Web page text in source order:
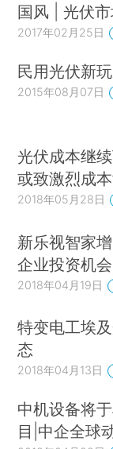
国风 | 光伏市
2017年02月25日
民用光伏新
2015年08月07日
光伏成本继
或致激烈成
2018年05月28日
新乐视智家
企业投资机
2018年04月19日
特变电工埃
态
2018年04月13日
中机设备将
目|中企全球